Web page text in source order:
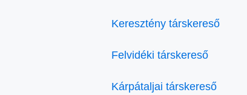
Keresztény társkereső
Felvidéki társkereső
Kárpátaljai társkereső